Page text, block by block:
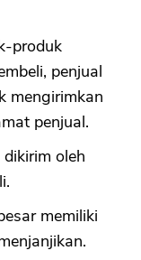
produk
penjual
mengirimkan
penjual.
oleh
memiliki